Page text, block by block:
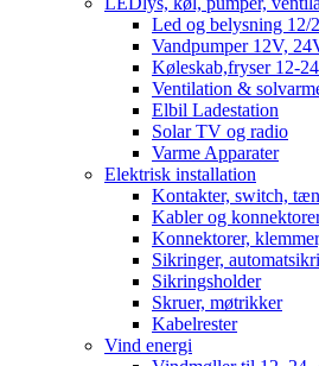
Led og belysning 12/
Vandpumper 12V,
Køleskab,fryser 12-
Ventilation &
Elbil Ladestation
Solar TV og radio
Varme Apparater
Elektrisk installation
Kontakter, switch,
Kabler og
Konnektorer,
Sikringer,
Sikringsholder
Skruer, møtrikker
Kabelrester
Vind energi